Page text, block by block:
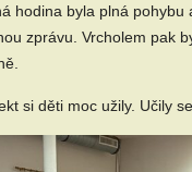
hodina byla plná pohybu
zprávu. Vrcholem pak
si děti moc užily. Učily